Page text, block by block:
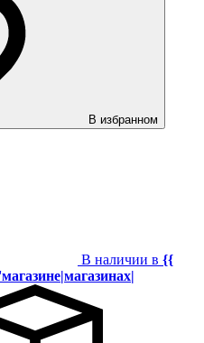
В избранном
В наличии в {{